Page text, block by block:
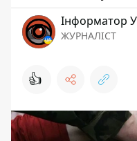
Інформатор
ЖУРНАЛІСТ
👍